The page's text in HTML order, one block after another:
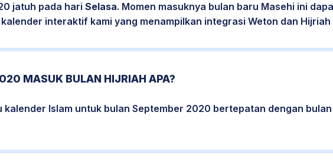
jatuh pada hari Selasa. Momen masuknya bulan baru Masehi ini
interaktif kami yang menampilkan integrasi Weton dan Hijriah
MASUK BULAN HIJRIAH APA?
kalender Islam untuk bulan September 2020 bertepatan dengan bulan